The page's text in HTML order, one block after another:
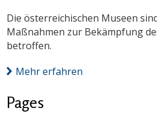
Die österreichischen Museen
Maßnahmen zur Bekämpfung
betroffen.
Mehr erfahren
Pages